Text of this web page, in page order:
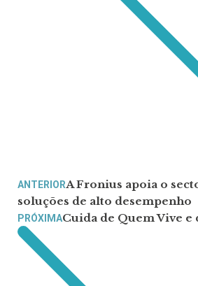
ANTERIORA Fronius apoia o
soluções de alto desempenho
PRÓXIMACuida de Quem Vive e